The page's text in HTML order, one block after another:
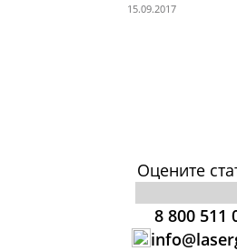
15.09.2017
Оцените
8 800 511